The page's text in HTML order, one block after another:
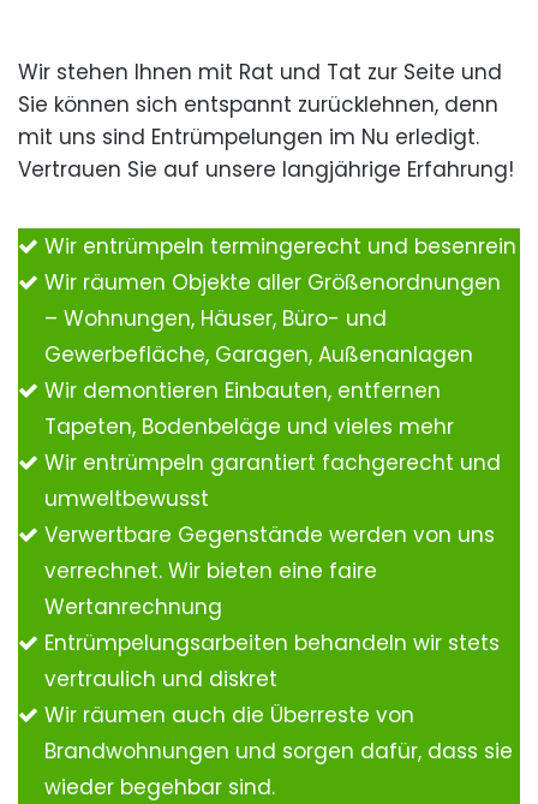
Wir stehen Ihnen mit Rat und Tat zur Seite und
Sie können sich entspannt zurücklehnen, denn
mit uns sind Entrümpelungen im Nu erledigt.
Vertrauen Sie auf unsere langjährige Erfahrung!
Wir entrümpeln termingerecht und besenrein
Wir räumen Objekte aller Größenordnungen
– Wohnungen, Häuser, Büro- und
Gewerbefläche, Garagen, Außenanlagen
Wir demontieren Einbauten, entfernen
Tapeten, Bodenbeläge und vieles mehr
Wir entrümpeln garantiert fachgerecht und
umweltbewusst
Verwertbare Gegenstände werden von uns
verrechnet. Wir bieten eine faire
Wertanrechnung
Entrümpelungsarbeiten behandeln wir stets
vertraulich und diskret
Wir räumen auch die Überreste von
Brandwohnungen und sorgen dafür, dass sie
wieder begehbar sind.